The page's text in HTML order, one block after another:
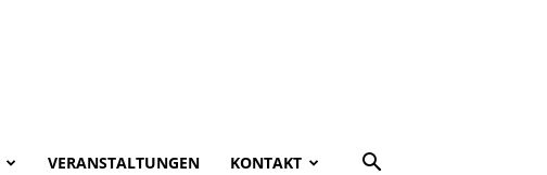
VERANSTALTUNGEN KONTAKT